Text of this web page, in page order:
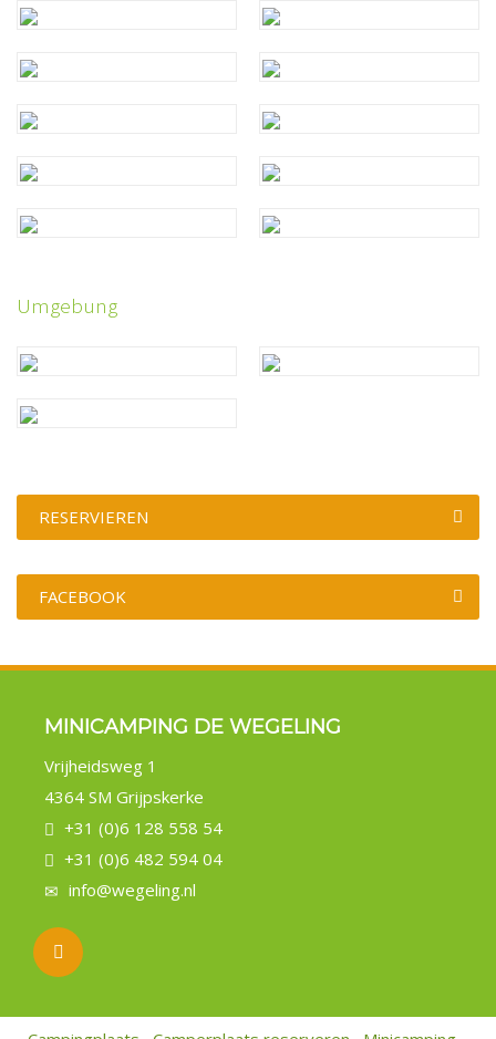
Umgebung
RESERVIEREN
FACEBOOK
MINICAMPING DE WEGELING
Vrijheidsweg 1
4364 SM Grijpskerke
+31 (0)6 128 558 54
+31 (0)6 482 594 04
info@wegeling.nl